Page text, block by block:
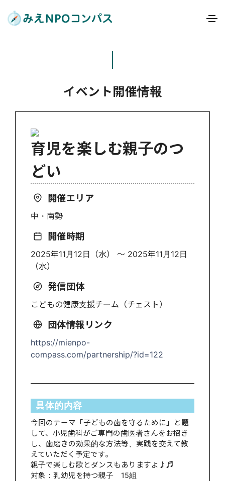
イベント開催情報
育児を楽しむ親子のつ
どい
開催エリア
中・南勢
開催時期
2025年11月12日（水） 〜 2025年11月12日
（水）
発信団体
こどもの健康支援チーム（チェスト）
団体情報リンク
https://mienpo-
compass.com/partnership/?id=122
具体的内容
今回のテーマ「子どもの歯を守るために」と題
して、小児歯科がご専門の歯医者さんをお招き
し、歯磨きの効果的な方法等、実践を交えて教
えていただく予定です｡
親子で楽しむ歌とダンスもありますよ♪♬
対象：乳幼児を持つ親子 15組